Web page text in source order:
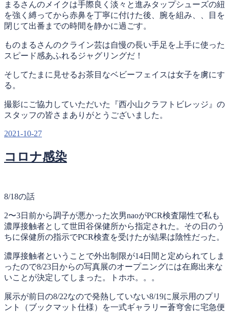
まるさんのメイクは手際良く淡々と進みタップシューズの紐
を強く縛ってから赤鼻を丁寧に付けた後、腕を組み、、目を
閉じて出番までの時間を静かに過ごす。
ものまるさんのクライン芸は自慢の長い手足を上手に使った
スピード感あふれるジャグリングだ！
そしてたまに見せるお茶目なベビーフェイスは女子を虜にす
る。
撮影にご協力していただいた『西小山クラフトビレッジ』の
スタッフの皆さまありがとうございました。
投
日:
2021-10-27
コロナ感染
8/18の話
2〜3日前から調子が悪かった次男naoがPCR検査陽性で私も
濃厚接触者として世田谷保健所から指定された。その日のう
ちに保健所の指示でPCR検査を受けたが結果は陰性だった。
濃厚接触者ということで外出制限が14日間と定められてしま
ったので8/23日からの写真展のオープニングには在廊出来な
いことが決定してしまった。トホホ。。。
展示が前日の8/22なので発熱していない8/19に展示用のプリ
ント（ブックマット仕様）を一式ギャラリー蒼穹舍に宅急便